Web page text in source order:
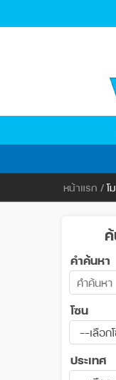
หน้าแรก / โ
คำค้นหา
โซน
ประเทศ